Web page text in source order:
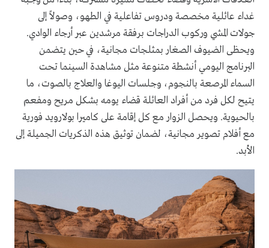
غداء عائلية مخصصة ودروس تفاعلية في الطهو، وصولاً إلى
جولات المشي وركوب الدراجات برفقة مرشدين عبر أرجاء الوادي.
ويحظى الضيوف الصغار بمثلجات مجانية، في حين يتضمن
البرنامج اليومي أنشطة متنوعة مثل مشاهدة السينما تحت
السماء المرصعة بالنجوم، وجلسات اليوغا والعلاج بالصوت، ما
يتيح لكل فرد من أفراد العائلة قضاء يومه بشكل مريح ومفعم
بالحيوية. ويحصل الزوار مع كل إقامة على كاميرا بولارويد فورية
مع أفلام تصوير مجانية، لضمان توثيق هذه الذكريات الجميلة إلى
الأبد.